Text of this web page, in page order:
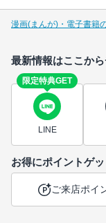
漫画(まんが)・電子書籍
最新情報はここから
限定特典GET
LINE
お得にポイントゲッ
ご来店ポイ